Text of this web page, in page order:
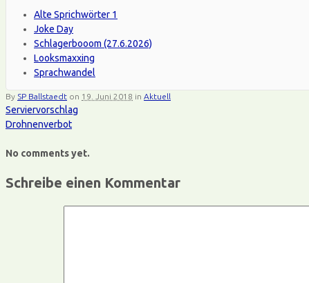
Alte Sprichwörter 1
Joke Day
Schlagerbooom (27.6.2026)
Looksmaxxing
Sprachwandel
By SP Ballstaedt on 19. Juni 2018 in Aktuell
Serviervorschlag
Drohnenverbot
No comments yet.
Schreibe einen Kommentar